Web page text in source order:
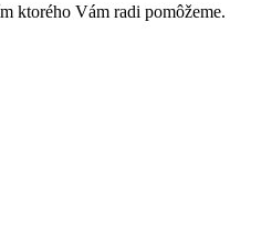
ktorého Vám radi pomôžeme.